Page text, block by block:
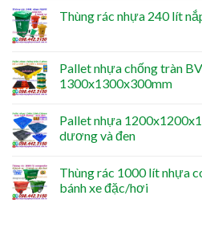
Thùng rác nhựa 240 lít
Pallet nhựa chống tràn
1300x1300x300mm
Pallet nhựa
dương và đen
Thùng rác 1000 lít nhựa
bánh xe đặc/hơi